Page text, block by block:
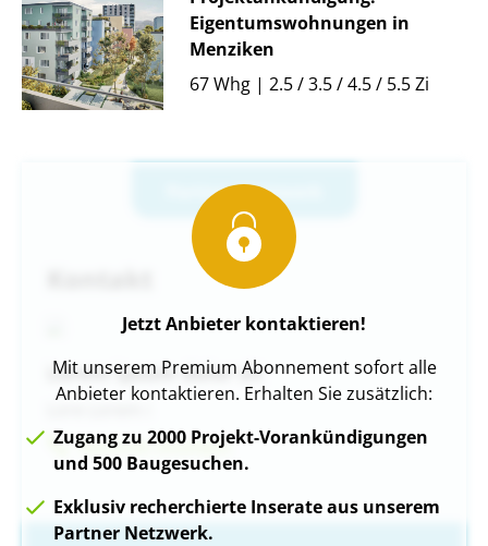
Eigentumswohnungen in
Menziken
67 Whg | 2.5 / 3.5 / 4.5 / 5.5 Zi
Partner-Netzwerk
Lorem ipsum dolor sit
Nummer Anzeigen
Jetzt Anbieter kontaktieren!
Mit unserem Premium Abonnement sofort alle
Anbieter kontaktieren. Erhalten Sie zusätzlich:
Zugang zu 2000 Projekt-Vorankündigungen
und 500 Baugesuchen.
Exklusiv recherchierte Inserate aus unserem
Partner Netzwerk.